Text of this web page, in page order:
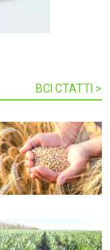
ВСІ СТАТТІ >